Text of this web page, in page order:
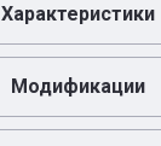
Характеристики
Модификации